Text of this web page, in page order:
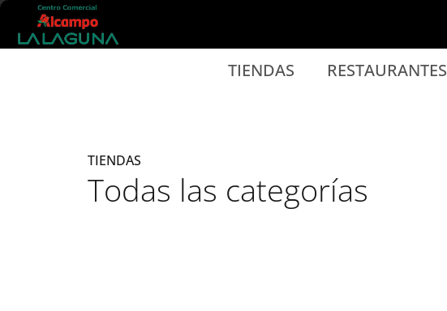
Ir al contenido principal
TIENDAS RESTAURANTES
TIENDAS
Todas las categorías